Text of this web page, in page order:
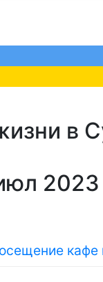
в
2023
кафе